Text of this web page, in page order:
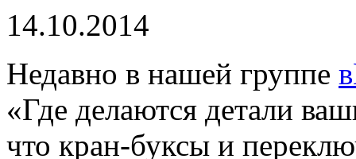
14.10.2014
Недавно в нашей группе
«Где делаются детали
что кран-буксы и